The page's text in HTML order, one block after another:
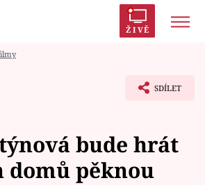
ŽIVĚ
SDÍLET
bude hrát
domů pěknou